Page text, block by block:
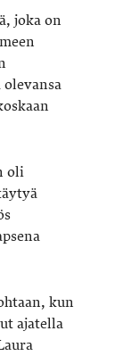
joka on
oli
kun
ajatella